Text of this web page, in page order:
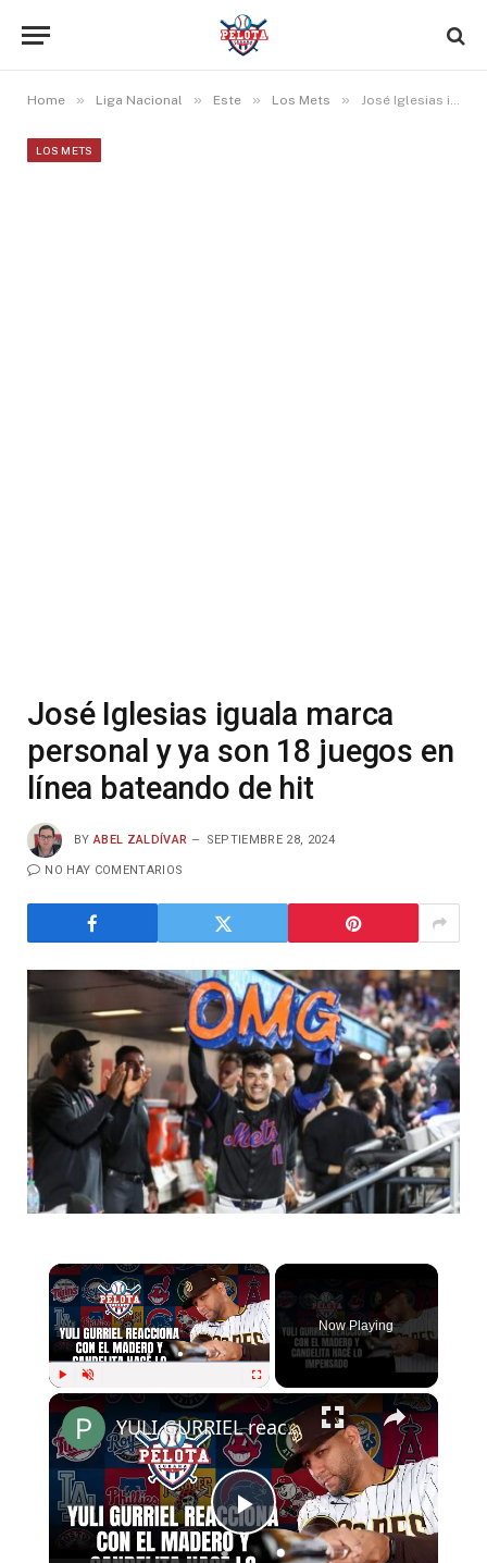
Home » Liga Nacional » Este » Los Mets » José Iglesias iguala marca personal y ya son 18 juegos en línea bateando de hit
LOS METS
José Iglesias iguala marca
personal y ya son 18 juegos en
línea bateando de hit
BY ABEL ZALDÍVAR SEPTIEMBRE 28, 2024
NO HAY COMENTARIOS
×
Play Unmute Fullscreen
Now Playing
×
Play
YULI GURRIEL reacciona con el bate y JOSÉ IGLESIAS hace lo impensado